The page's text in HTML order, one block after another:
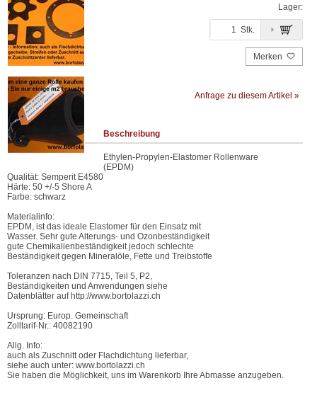
Lager:
Stk.
Merken
Anfrage zu diesem Artikel »
Beschreibung
Ethylen-Propylen-Elastomer Rollenware
(EPDM)
Qualität: Semperit E4580
Härte: 50 +/-5 Shore A
Farbe: schwarz
Materialinfo:
EPDM, ist das ideale Elastomer für den Einsatz mit
Wasser. Sehr gute Alterungs- und Ozonbeständigkeit
gute Chemikalienbeständigkeit jedoch schlechte
Beständigkeit gegen Mineralöle, Fette und Treibstoffe
Toleranzen nach DIN 7715, Teil 5, P2,
Beständigkeiten und Anwendungen siehe
Datenblätter auf http://www.bortolazzi.ch
Ursprung: Europ. Gemeinschaft
Zolltarif-Nr.: 40082190
Allg. Info:
auch als Zuschnitt oder Flachdichtung lieferbar,
siehe auch unter: www.bortolazzi.ch
Sie haben die Möglichkeit, uns im Warenkorb Ihre Abmasse anzugeben.